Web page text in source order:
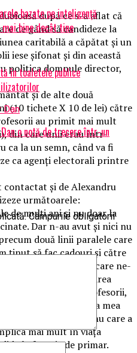
după ce s-a aflat că
de gând să candideze la
caritabilă a căpătat și un
iese șifonat și din această
politica domnule director,
și de alte două
(10 tichete X 10 de lei) către
au primit mai mult
din care unii erau într-
ca la un semn, când va fi
ca agenți electorali printre
și de Alexandru
următoarele:
de mulți ani și nu doar la
Dar n-au avut și nici nu
două linii paralele care
ținut să fac cadouri și către
acești oameni care ne-
au contribuit la formarea
n-au primit doar profesorii,
pare rău că acțiunea mea
Alexandru Fulgeanu care a
mai mult în viața
la funcția de primar.
bazate pe inteligență
bine decât tine
în toaletele publice
o notă de trecere într-un
Câmpurile obligatorii